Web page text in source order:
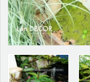
TƯ VẤN LIÊN